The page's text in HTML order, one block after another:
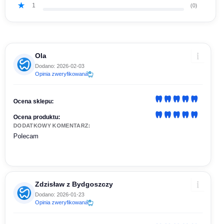
1 (0)
Ola
Dodano: 2026-02-03
Opinia zweryfikowana
Ocena sklepu:
Ocena produktu:
DODATKOWY KOMENTARZ:
Polecam
Zdzisław z Bydgoszczy
Dodano: 2026-01-23
Opinia zweryfikowana